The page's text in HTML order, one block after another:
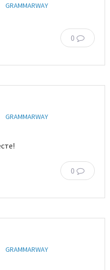
GRAMMARWAY
0
GRAMMARWAY
0
GRAMMARWAY